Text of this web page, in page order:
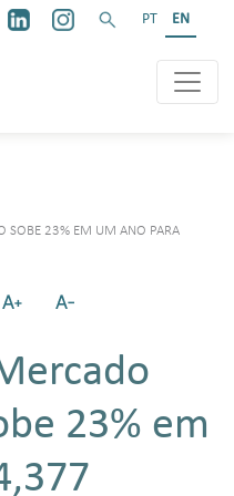
PT EN
SOBE 23% EM UM ANO PARA
23% em